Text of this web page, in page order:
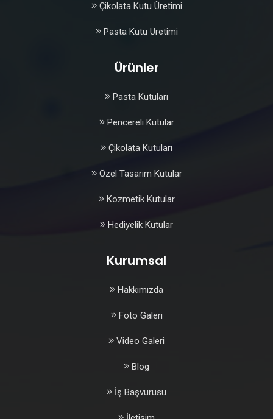
Çikolata Kutu Üretimi
Pasta Kutu Üretimi
Ürünler
Pasta Kutuları
Pencereli Kutular
Çikolata Kutuları
Özel Tasarım Kutular
Kozmetik Kutular
Hediyelik Kutular
Kurumsal
Hakkımızda
Foto Galeri
Video Galeri
Blog
İş Başvurusu